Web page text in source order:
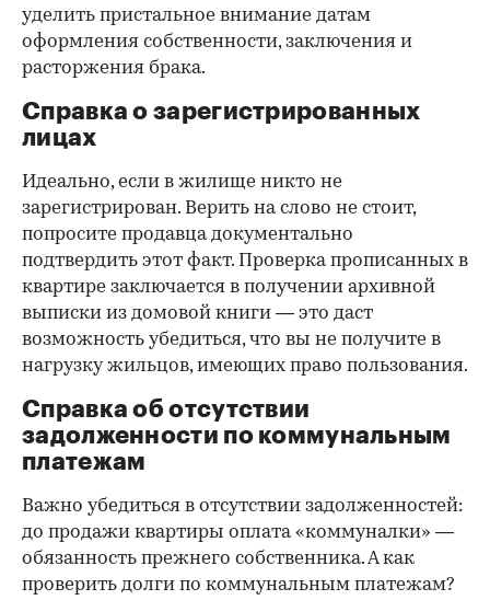
уделить пристальное внимание датам
оформления собственности, заключения и
расторжения брака.
Справка о зарегистрированных
лицах
Идеально, если в жилище никто не
зарегистрирован. Верить на слово не стоит,
попросите продавца документально
подтвердить этот факт. Проверка прописанных в
квартире заключается в получении архивной
выписки из домовой книги — это даст
возможность убедиться, что вы не получите в
нагрузку жильцов, имеющих право пользования.
Справка об отсутствии
задолженности по коммунальным
платежам
Важно убедиться в отсутствии задолженностей:
до продажи квартиры оплата «коммуналки» —
обязанность прежнего собственника. А как
проверить долги по коммунальным платежам?